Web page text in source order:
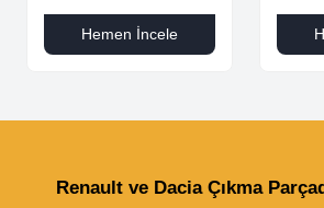
Hemen İncele
Renault ve Dacia Çıkma